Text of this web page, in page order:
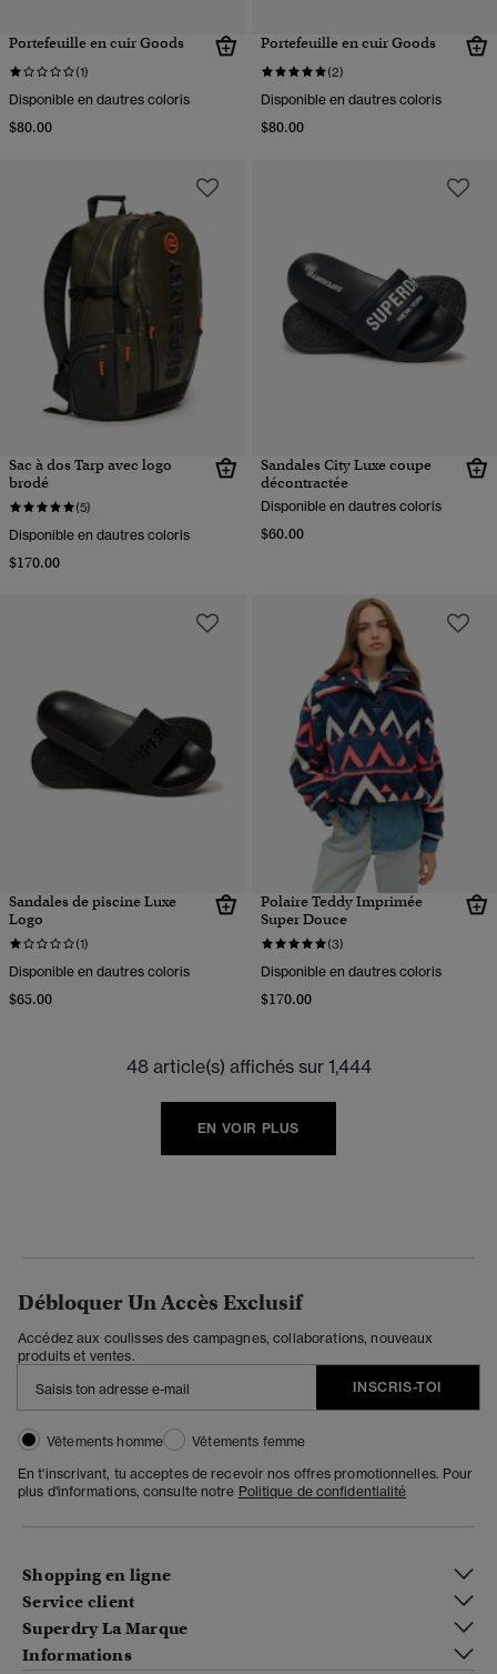
Portefeuille en cuir Goods
(1)
Disponible en dautres coloris
$80.00
Portefeuille en cuir Goods
(2)
Disponible en dautres coloris
$80.00
Sac à dos Tarp avec logo
brodé
(5)
Disponible en dautres coloris
$170.00
Sandales City Luxe coupe
décontractée
Disponible en dautres coloris
$60.00
Sandales de piscine Luxe
Logo
(1)
Disponible en dautres coloris
$65.00
Polaire Teddy Imprimée
Super Douce
(3)
Disponible en dautres coloris
$170.00
48 article(s) affichés sur 1,444
EN VOIR PLUS
Débloquer Un Accès Exclusif
Accédez aux coulisses des campagnes, collaborations, nouveaux
produits et ventes.
INSCRIS-TOI
Vêtements homme
Vêtements femme
En t'inscrivant, tu acceptes de recevoir nos offres promotionnelles. Pour
plus d'informations, consulte notre Politique de confidentialité
Shopping en ligne
Service client
Superdry La Marque
Informations